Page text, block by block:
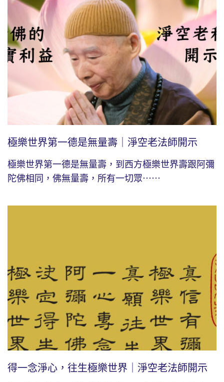
極樂世界第一德是無量壽｜淨空老法師開示
極樂世界第一德是無量壽，到西方極樂世界壽跟阿彌
陀佛相同，佛無量壽，所有一切眾⋯⋯
得一念淨心，往生極樂世界｜淨空老法師開示